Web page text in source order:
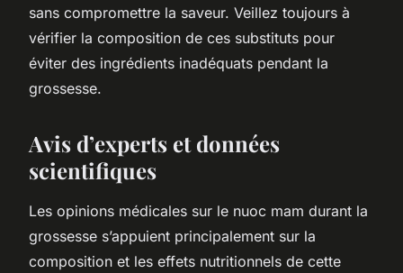
sans compromettre la saveur. Veillez toujours à
vérifier la composition de ces substituts pour
éviter des ingrédients inadéquats pendant la
grossesse.
Avis d’experts et données
scientifiques
Les opinions médicales sur le nuoc mam durant la
grossesse s’appuient principalement sur la
composition et les effets nutritionnels de cette